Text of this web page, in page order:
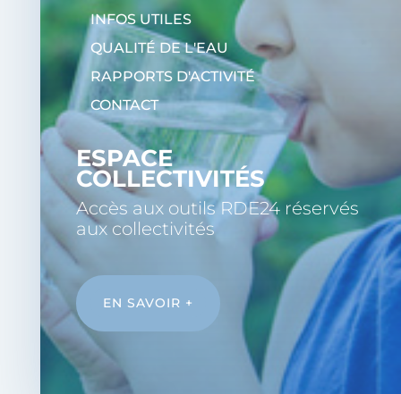
INFOS UTILES
QUALITÉ DE L'EAU
RAPPORTS D'ACTIVITÉ
CONTACT
ESPACE
COLLECTIVITÉS
Accès aux outils RDE24 réservés
aux collectivités
EN SAVOIR +